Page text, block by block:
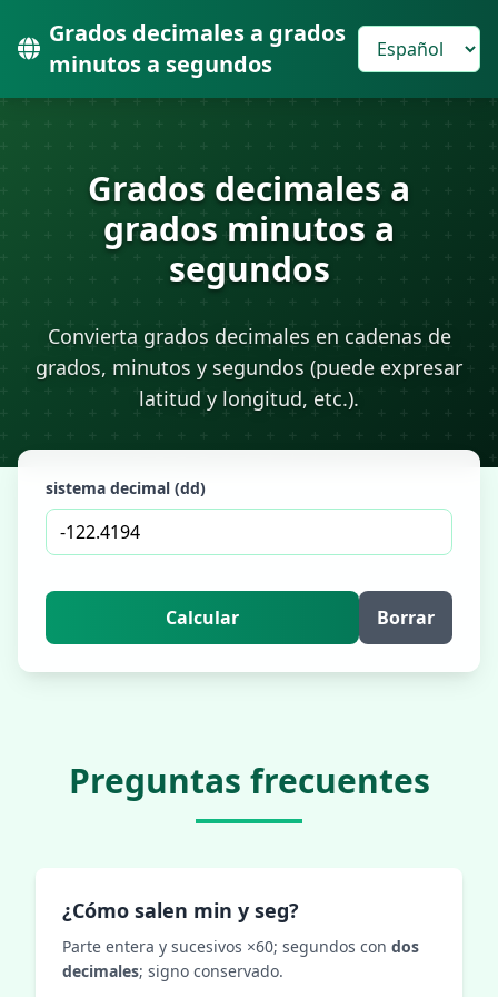
Grados decimales a grados
minutos a segundos
Grados decimales a
grados minutos a
segundos
Convierta grados decimales en cadenas de
grados, minutos y segundos (puede expresar
latitud y longitud, etc.).
sistema decimal (dd)
Calcular Borrar
Preguntas frecuentes
¿Cómo salen min y seg?
Parte entera y sucesivos ×60; segundos con dos
decimales; signo conservado.